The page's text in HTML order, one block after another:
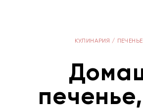
КУЛИНАРИЯ / ПЕЧЕНЬЕ